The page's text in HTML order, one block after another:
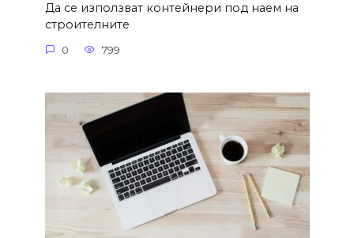
Да се използват контейнери под наем на
строителните
0 799